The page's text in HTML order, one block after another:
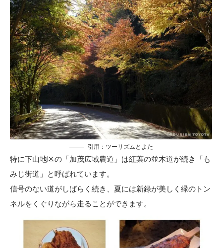
引用： ツーリズムとよた
特に下山地区の「加茂広域農道」は紅葉の並木道が続き「も
みじ街道」と呼ばれています。
信号のない道がしばらく続き、夏には新録が美しく緑のトン
ネルをくぐりながら走ることができます。